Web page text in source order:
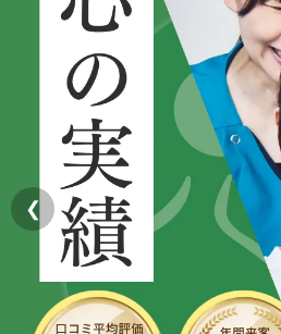
腰痛
肩こり・首こり
四十肩・五十肩
膝痛・関節痛
股関節の痛み
産後の不調・体型の崩れ
MENU メニューから探す
STORE 店舗一覧
AREA エリアから探す
北海道
札幌エリア（13院）
東北
仙台エリア（4院）
ABOUT US 私たちについて
こころ整体院グループについて
初めての方へ
giversメソッドGIFT
ご予約はこちら
❮